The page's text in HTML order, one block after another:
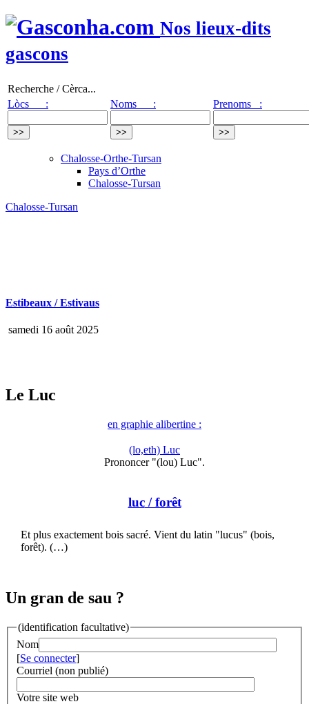
Nos lieux-dits
gascons
Recherche / Cèrca...
Lòcs :
Noms : Prenoms :
Chalosse-Orthe-Tursan
Pays d’Orthe
Chalosse-Tursan
Chalosse-Tursan
Estibeaux / Estivaus
samedi 16 août 2025
Le Luc
en graphie alibertine :
(lo,eth) Luc
Prononcer "(lou) Luc".
luc/ forêt
Et plus exactement bois sacré. Vient du latin "lucus" (bois,
forêt). (…)
Un gran de sau ?
(identification facultative)
Nom
[Se connecter]
Courriel (non publié)
Votre site web